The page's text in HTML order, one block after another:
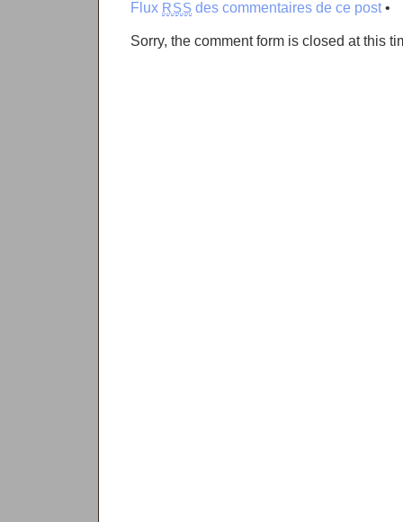
Flux RSS des commentaires de ce post•
Sorry, the comment form is closed at this